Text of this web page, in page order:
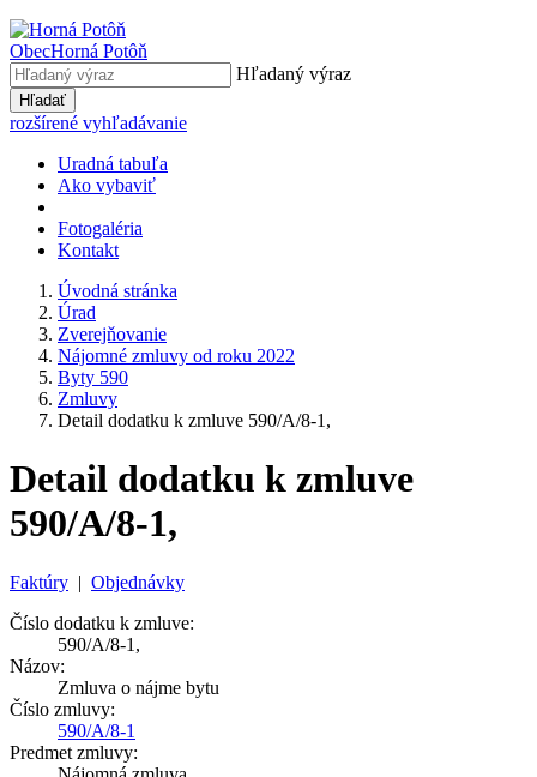
ObecHorná Potôň
Hľadaný výraz
Hľadať
rozšírené vyhľadávanie
Uradná tabuľa
Ako vybaviť
Fotogaléria
Kontakt
Úvodná stránka
Úrad
Zverejňovanie
Nájomné zmluvy od roku 2022
Byty 590
Zmluvy
Detail dodatku k zmluve 590/A/8-1,
Detail dodatku k zmluve
590/A/8-1,
Faktúry | Objednávky
Číslo dodatku k zmluve:
590/A/8-1,
Názov:
Zmluva o nájme bytu
Číslo zmluvy:
590/A/8-1
Predmet zmluvy: